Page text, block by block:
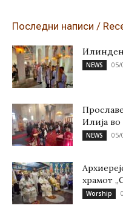
Последни написи /
NEWS 05/
Илија
NEWS 05/
храмот
Worship